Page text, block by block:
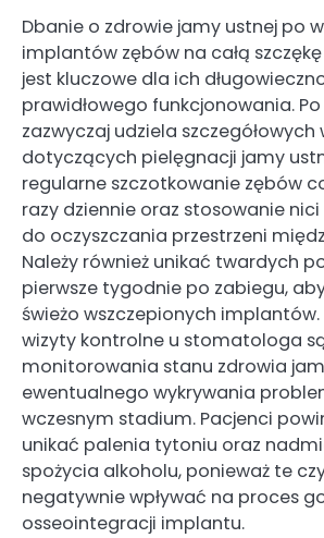
Dbanie o zdrowie jamy ustnej po
implantów zębów na całą
jest kluczowe dla ich
prawidłowego funkcjonowania.
zazwyczaj udziela szczegółowych
dotyczących pielęgnacji jamy
regularne szczotkowanie zębów
razy dziennie oraz stosowanie
do oczyszczania przestrzeni
Należy również unikać twardych
pierwsze tygodnie po zabiegu,
świeżo wszczepionych
wizyty kontrolne u stomatologa
monitorowania stanu zdrowia
ewentualnego wykrywania
wczesnym stadium. Pacjenci
unikać palenia tytoniu oraz
spożycia alkoholu, ponieważ te
negatywnie wpływać na proces
osseointegracji implantu.